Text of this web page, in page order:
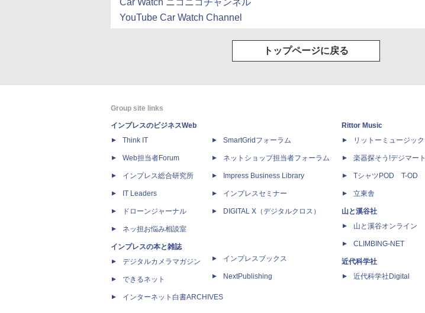
Car Watch ニコニコチャンネル
YouTube Car Watch Channel
トップページに戻る
Group site links
インプレスのビジネスWeb
Think IT
Web担当者Forum
インプレス総合研究所
IT Leaders
ドローンジャーナル
ネッ担お悩み相談室
インプレスの本と雑誌
デジタルカメラマガジン
できるネット
インターネット白書ARCHIVES
SmartGridフォーラム
ネットショップ担当者フォーラム
Impress Business Library
インプレスセミナー
DIGITAL X（デジタルクロス）
インプレスブックス
NextPublishing
Rittor Music
リットーミュージック
楽器探そう!デジマート
TシャツPOD T-OD
立東舎
山と溪谷社
山と溪谷オンライン
CLIMBING-NET
近代科学社
近代科学社Digital